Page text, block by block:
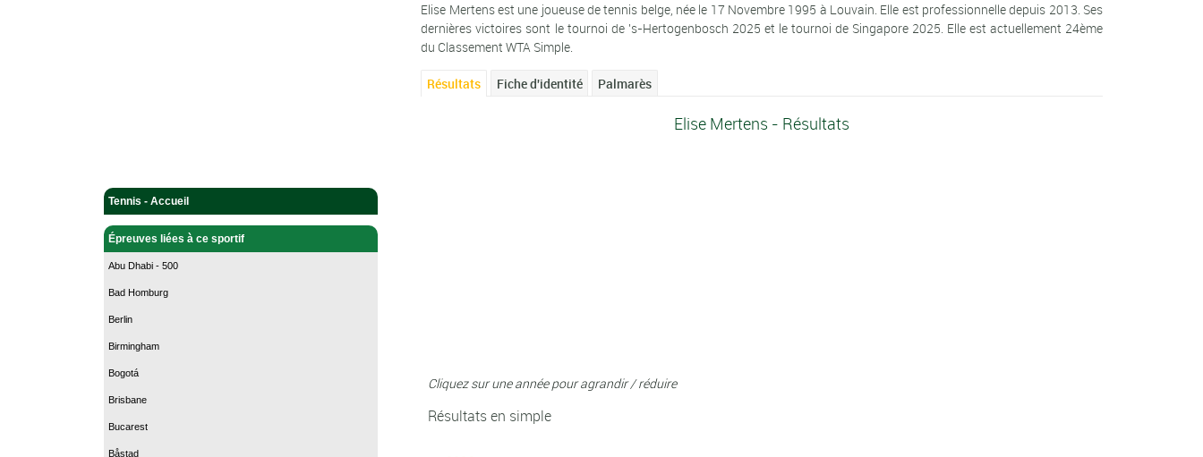
Tennis - Accueil
Épreuves liées à ce sportif
Abu Dhabi - 500
Bad Homburg
Berlin
Birmingham
Bogotá
Brisbane
Bucarest
Båstad
Elise Mertens est une joueuse de tennis belge, née le 17 Novembre 1995 à Louvain. Elle est professionnelle depuis 2013. Ses
dernières victoires sont le tournoi de 's-Hertogenbosch 2025 et le tournoi de Singapore 2025. Elle est actuellement 24ème
du Classement WTA Simple.
Résultats Fiche d'identité Palmarès
Elise Mertens - Résultats
Cliquez sur une année pour agrandir / réduire
Résultats en simple